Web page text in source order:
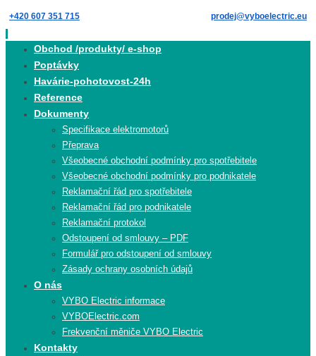
Skip
to
content
+420 607 351 715 prodej@vyboelectric.eu
Obchod /produkty/ e-shop
Poptávky
Havárie-pohotovost-24h
Reference
Dokumenty
Specifikace elektromotorů
Přeprava
Všeobecné obchodní podmínky pro spotřebitele
Všeobecné obchodní podmínky pro podnikatele
Reklamační řád pro spotřebitele
Reklamační řád pro podnikatele
Reklamační protokol
Odstoupení od smlouvy – PDF
Formulář pro odstoupení od smlouvy
Zásady ochrany osobních údajů
O nás
VYBO Electric informace
VYBOElectric.com
Frekvenční měniče VYBO Electric
Kontakty